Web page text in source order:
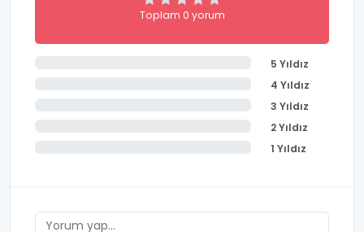
Toplam 0 yorum
5 Yıldız
4 Yıldız
3 Yıldız
2 Yıldız
1 Yıldız